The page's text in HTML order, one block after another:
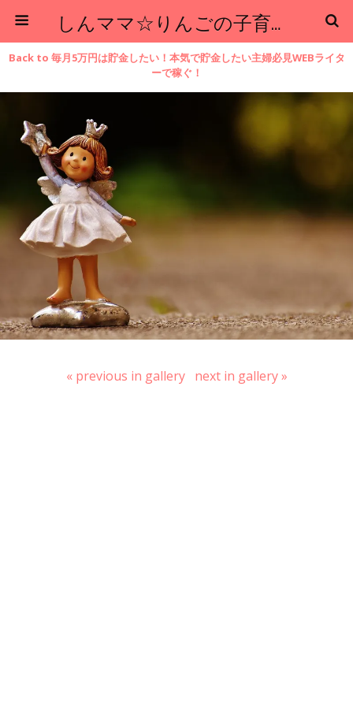
しんママ☆りんごの子育てブログ
Back to 毎月5万円は貯金したい！本気で貯金したい主婦必見WEBライタ
ーで稼ぐ！
« previous in gallery next in gallery »